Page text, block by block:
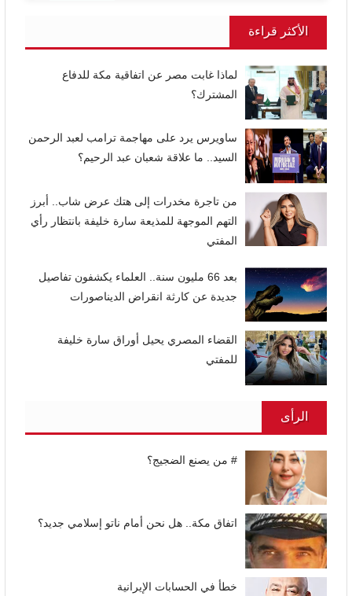
الأكثر قراءة
لماذا غابت مصر عن اتفاقية مكة للدفاع
المشترك؟
ساويرس يرد على مهاجمة ترامب لعبد الرحمن
السيد.. ما علاقة شعبان عبد الرحيم؟
من تاجرة مخدرات إلى هتك عرض شاب.. أبرز
التهم الموجهة للمذيعة سارة خليفة بانتظار رأي
المفتي
بعد 66 مليون سنة.. العلماء يكشفون تفاصيل
جديدة عن كارثة انقراض الديناصورات
القضاء المصري يحيل أوراق سارة خليفة
للمفتي
الرأى
# من يصنع الضجيج؟
اتفاق مكة.. هل نحن أمام ناتو إسلامي جديد؟
خطأ في الحسابات الإيرانية